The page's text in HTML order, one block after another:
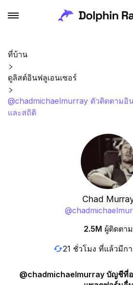
ที่บ้าน
ดูลิสต์อินฟลูเอนเซอร์
@chadmichaelmurray ตัวติดตามอิ
และสถิติ
Chad
@
2.5M ผู้ติดตาม
21 ชั่วโมง ที่แล้วมีก
@chadmichaelmurray บัญชีที่